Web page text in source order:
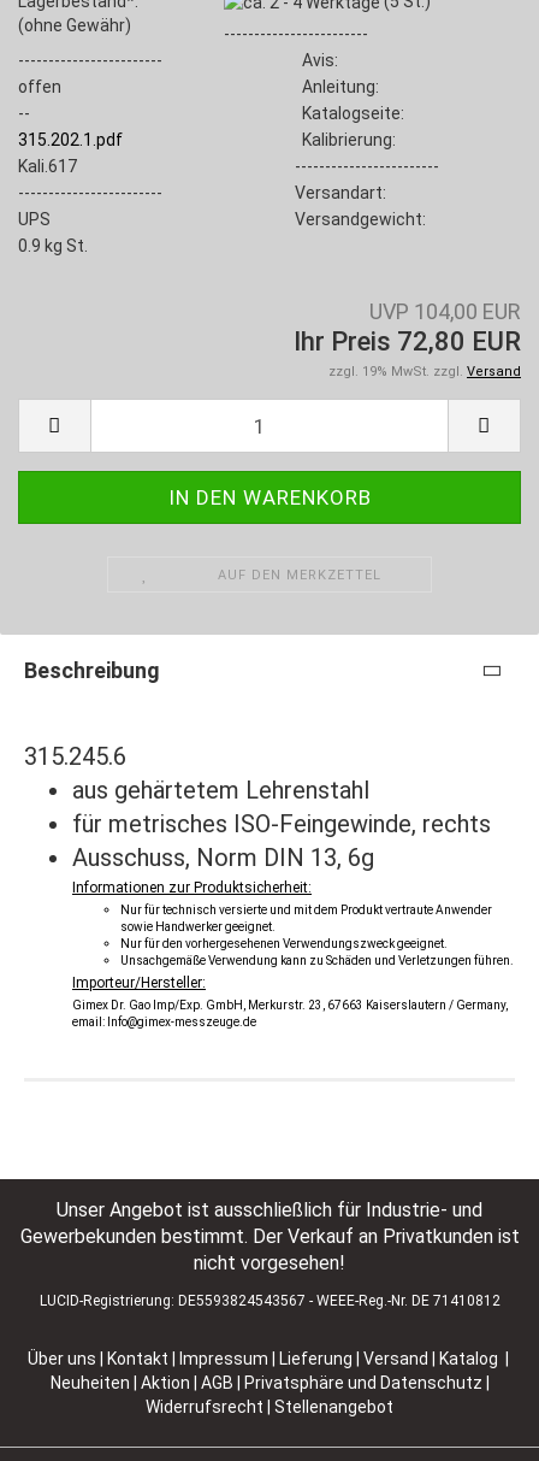
(ohne Gewähr)
------------------------
------------------------
Avis:
offen
Anleitung:
--
Katalogseite:
315.202.1.pdf
Kalibrierung:
Kali.617
------------------------
------------------------
Versandart:
UPS
Versandgewicht:
0.9 kg St.
UVP 104,00 EUR
Ihr Preis 72,80 EUR
zzgl. 19% MwSt. zzgl. Versand
AUF DEN MERKZETTEL
Beschreibung
315.245.6
aus gehärtetem Lehrenstahl
für metrisches ISO-Feingewinde, rechts
Ausschuss, Norm DIN 13, 6g
Informationen zur Produktsicherheit:
Nur für technisch versierte und mit dem Produkt vertraute Anwender
sowie Handwerker geeignet.
Nur für den vorhergesehenen Verwendungszweck geeignet.
Unsachgemäße Verwendung kann zu Schäden und Verletzungen führen.
Importeur/Hersteller:
Gimex Dr. Gao Imp/Exp. GmbH, Merkurstr. 23, 67663 Kaiserslautern / Germany,
email: Info@gimex-messzeuge.de
Unser Angebot ist ausschließlich für Industrie- und
Gewerbekunden bestimmt. Der Verkauf an Privatkunden ist
nicht vorgesehen!
LUCID-Registrierung: DE5593824543567 - WEEE-Reg.-Nr. DE 71410812
Über uns Kontakt Impressum Lieferung | Versand
Katalog |
Neuheiten | Aktion
AGB Privatsphäre und Datenschutz
Widerrufsrecht
Stellenangebot